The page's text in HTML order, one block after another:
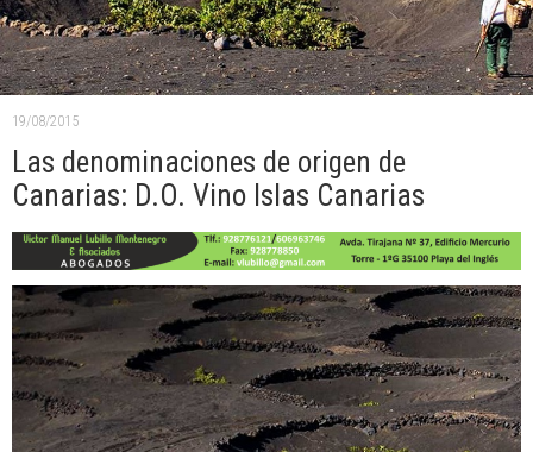
19/08/2015
Las denominaciones de origen de
Canarias: D.O. Vino Islas Canarias